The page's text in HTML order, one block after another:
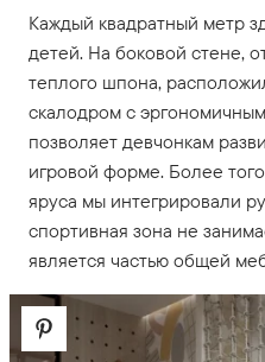
Каждый квадратный метр
детей. На боковой стене,
теплого шпона,
скалодром с
позволяет девчонкам
игровой форме. Более
яруса мы интегрировали
спортивная зона не
является частью общей